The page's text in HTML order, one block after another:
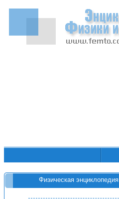
Физическая энциклопедия